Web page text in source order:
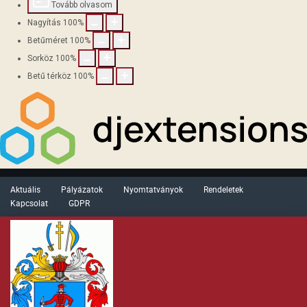
Tovább olvasom
Nagyítás 100%
Betűméret 100%
Sorköz 100%
Betű térköz 100%
Aktuális Pályázatok Nyomtatványok
Rendeletek
Kapcsolat
GDPR